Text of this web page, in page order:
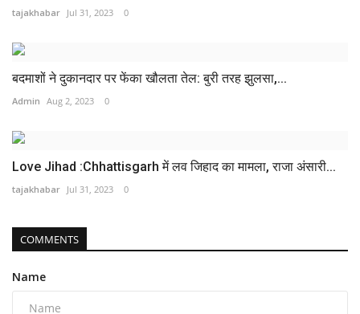
tajakhabar Jul 31, 2023 0
बदमाशों ने दुकानदार पर फेंका खौलता तेल: बुरी तरह झुलसा,...
Admin Aug 2, 2023 0
Love Jihad :Chhattisgarh में लव जिहाद का मामला, राजा अंसारी...
tajakhabar Jul 31, 2023 0
COMMENTS
Name